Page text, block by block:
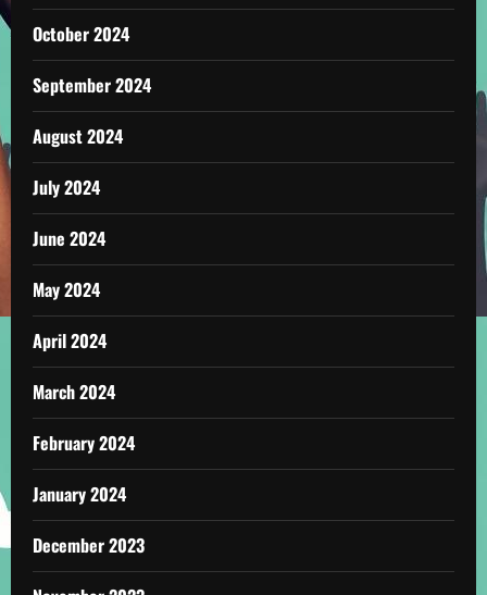
October 2024
September 2024
August 2024
July 2024
June 2024
May 2024
April 2024
March 2024
February 2024
January 2024
December 2023